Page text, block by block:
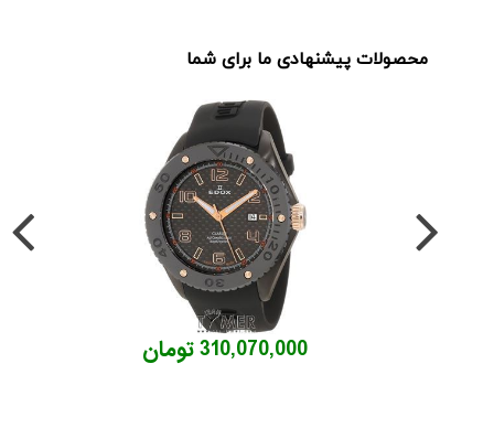
محصولات پیشنهادی ما برای شما
310,070,000 تومان